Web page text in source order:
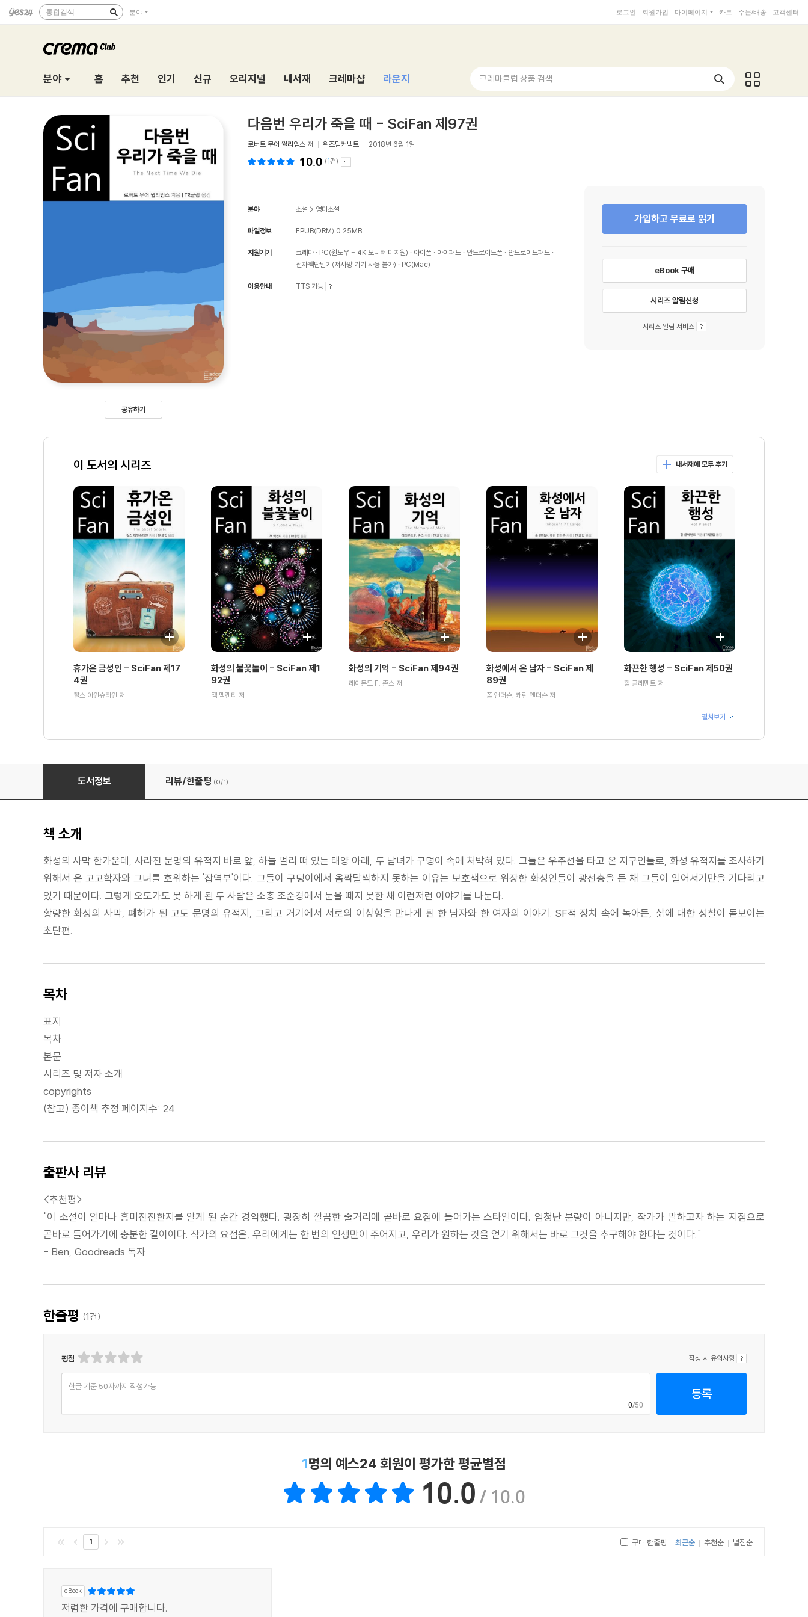
통합검색 분야 로그인 회원가입 마이페이지 카트 주문/배송 고객센터
분야 홈 추천 인기 신규 오리지널 내서재 크레마샵 라운지 크레마클럽 상품 검색
공유하기
다음번 우리가 죽을 때 - SciFan 제97권
로버트 무어 윌리엄스 저 위즈덤커넥트 2018년 6월 1일
10.0 (1건)
분야 소설 > 영미소설
파일정보 EPUB(DRM) 0.25MB
지원기기 크레마 PC(윈도우 - 4K 모니터 미지원) 아이폰 아이패드 안드로이드폰
안드로이드패드
전자책단말기(저사양 기기 사용 불가)
PC(Mac)
이용안내 TTS 가능
가입하고 무료로 읽기
eBook 구매
시리즈 알림신청
시리즈 알림 서비스
이 도서의 시리즈 내서재에 모두 추가
휴가온 금성인 - SciFan 제17
4권
찰스 아인슈타인 저
화성의 불꽃놀이 - SciFan 제1
92권
잭 맥켄티 저
화성의 기억 - SciFan 제94권
레이몬드 F. 존스 저
화성에서 온 남자 - SciFan 제
89권
폴 앤더슨, 캐런 앤더슨 저
화끈한 행성 - SciFan 제50권
할 클레멘트 저
펼쳐보기
다음번 우리가 죽을 때 - SciFan 제97권
도서정보 리뷰/한줄평 (0/1)
책 소개
화성의 사막 한가운데, 사라진 문명의 유적지 바로 앞, 하늘 멀리 떠 있는 태양 아래, 두 남녀가 구덩이 속에 처박혀 있다. 그들은 우주선을 타고 온 지구인들로, 화성 유적지를 조사하기
위해서 온 고고학자와 그녀를 호위하는 '잡역부'이다. 그들이 구덩이에서 옴짝달싹하지 못하는 이유는 보호색으로 위장한 화성인들이 광선총을 든 채 그들이 일어서기만을 기다리고
있기 때문이다. 그렇게 오도가도 못 하게 된 두 사람은 소총 조준경에서 눈을 떼지 못한 채 이런저런 이야기를 나눈다.
황량한 화성의 사막, 폐허가 된 고도 문명의 유적지, 그리고 거기에서 서로의 이상형을 만나게 된 한 남자와 한 여자의 이야기. SF적 장치 속에 녹아든, 삶에 대한 성찰이 돋보이는
초단편.
목차
표지
목차
본문
시리즈 및 저자 소개
copyrights
(참고) 종이책 추정 페이지수: 24
출판사 리뷰
<추천평>
"이 소설이 얼마나 흥미진진한지를 알게 된 순간 경악했다. 굉장히 깔끔한 줄거리에 곧바로 요점에 들어가는 스타일이다. 엄청난 분량이 아니지만, 작가가 말하고자 하는 지점으로
곧바로 들어가기에 충분한 길이이다. 작가의 요점은, 우리에게는 한 번의 인생만이 주어지고, 우리가 원하는 것을 얻기 위해서는 바로 그것을 추구해야 한다는 것이다."
- Ben, Goodreads 독자
한줄평 (1건)
평점 작성 시 유의사항
한글 기준 50자까지 작성가능
0/50
등록
1명의 예스24 회원이 평가한 평균별점
10.0 / 10.0
1 구매 한줄평 최근순 | 추천순 | 별점순
eBook
저렴한 가격에 구매합니다.